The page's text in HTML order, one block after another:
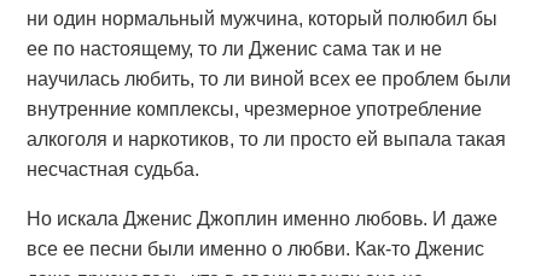
ни один нормальный мужчина, который полюбил бы
ее по настоящему, то ли Дженис сама так и не
научилась любить, то ли виной всех ее проблем были
внутренние комплексы, чрезмерное употребление
алкоголя и наркотиков, то ли просто ей выпала такая
несчастная судьба.
Но искала Дженис Джоплин именно любовь. И даже
все ее песни были именно о любви. Как-то Дженис